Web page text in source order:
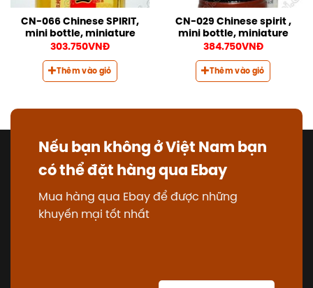
CN-066 Chinese SPIRIT,
mini bottle, miniature
303.750VNĐ
Thêm vào giỏ
CN-029 Chinese spirit ,
mini bottle, miniature
384.750VNĐ
Thêm vào giỏ
Nếu bạn không ở Việt Nam bạn
có thể đặt hàng qua Ebay
Mua hàng qua Ebay để được những
khuyến mại tốt nhất